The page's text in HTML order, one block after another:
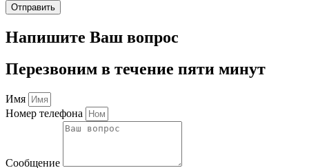
Отправить
Напишите Ваш вопрос
Перезвоним в течение пяти минут
Имя
Номер телефона
Сообщение